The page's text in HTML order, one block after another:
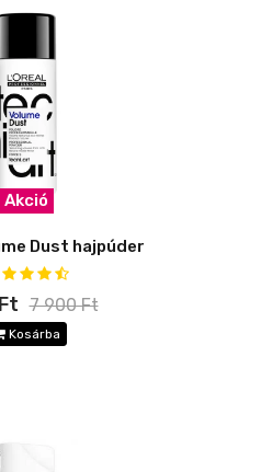
Akció
Dust hajpúder
7 900 Ft
Kosárba